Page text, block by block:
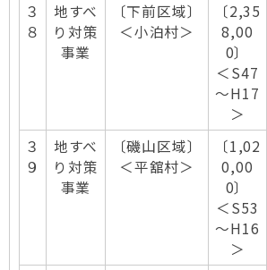
３
８
地すべ
り対策
事業
〔下前区域〕
＜小泊村＞
〔2,35
8,00
0〕
＜S47
～H17
＞
３
９
地すべ
り対策
事業
〔磯山区域〕
＜平舘村＞
〔1,02
0,00
0〕
＜S53
～H16
＞